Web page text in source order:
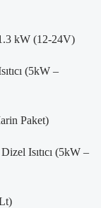
kW (12-24V)
(5kW –
Paket)
Isıtıcı (5kW –